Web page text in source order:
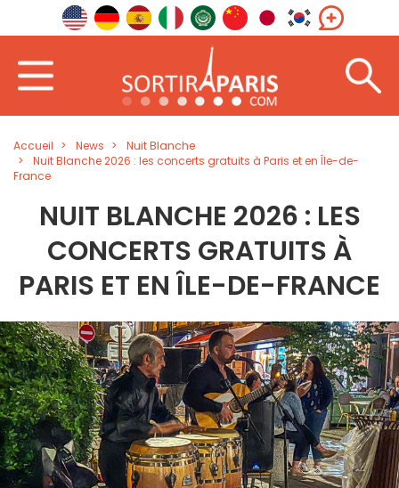
Accueil News
Nuit Blanche
Nuit Blanche 2026 : les concerts gratuits à Paris et en Île-de-
France
NUIT BLANCHE 2026 : LES
CONCERTS GRATUITS À
PARIS ET EN ÎLE-DE-FRANCE